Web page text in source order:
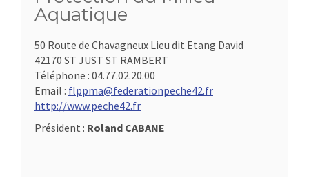
Aquatique
50 Route de Chavagneux Lieu dit Etang David
42170 ST JUST ST RAMBERT
Téléphone : 04.77.02.20.00
Email : flppma@federationpeche42.fr
http://www.peche42.fr
Président : Roland CABANE